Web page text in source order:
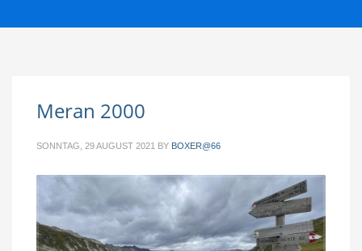
Meran 2000
SONNTAG, 29 AUGUST 2021 BY BOXER@66